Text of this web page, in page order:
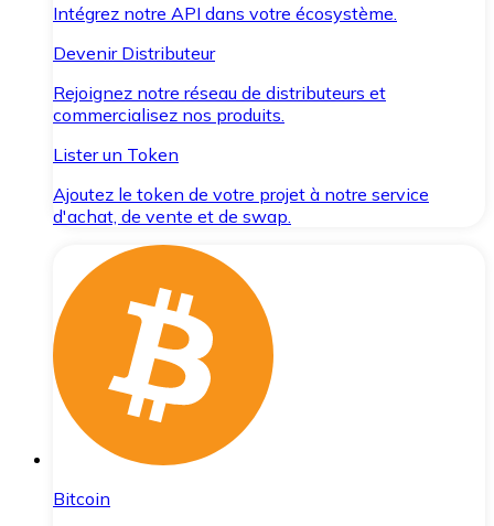
Intégrez notre API dans votre écosystème.
Devenir Distributeur
Rejoignez notre réseau de distributeurs et
commercialisez nos produits.
Lister un Token
Ajoutez le token de votre projet à notre service
d'achat, de vente et de swap.
Bitcoin